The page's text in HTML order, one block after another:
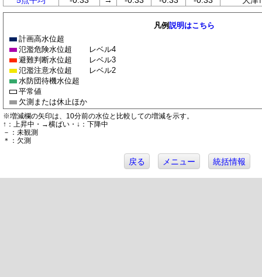
凡例説明はこちら
計画高水位超
氾濫危険水位超
レベル4
避難判断水位超
レベル3
氾濫注意水位超
レベル2
水防団待機水位超
平常値
欠測または休止ほか
※増減欄の矢印は、10分前の水位と比較しての増減を示す。
↑：上昇中・→横ばい・↓：下降中
－：未観測
＊：欠測
戻る メニュー 統括情報